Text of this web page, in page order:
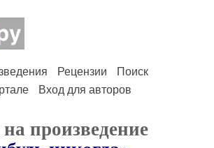
Рецензии
Поиск
Вход для авторов
произведение